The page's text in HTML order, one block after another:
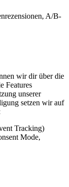
A/B-
wir dir über die
Features
unserer
setzen wir auf
Tracking)
Mode,